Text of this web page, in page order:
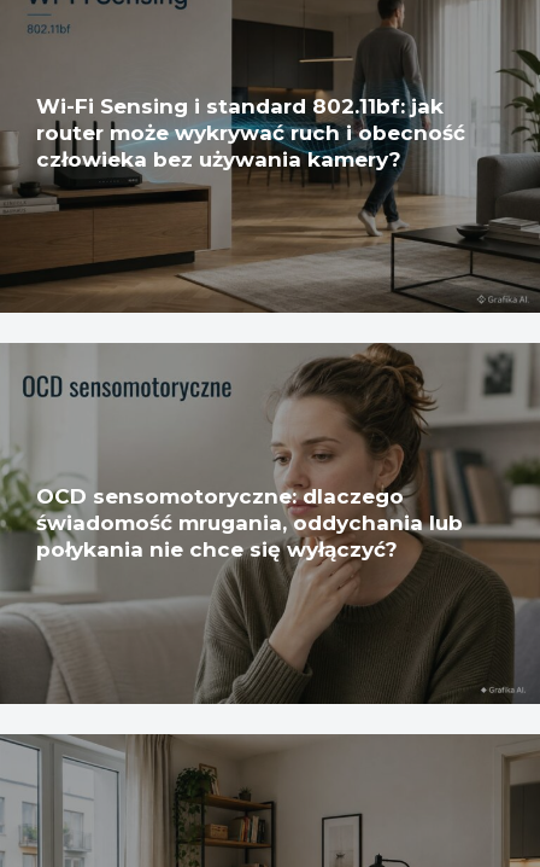
Wi-Fi Sensing i standard 802.11bf: jak
router może wykrywać ruch i obecność
człowieka bez używania kamery?
OCD sensomotoryczne: dlaczego
świadomość mrugania, oddychania lub
połykania nie chce się wyłączyć?